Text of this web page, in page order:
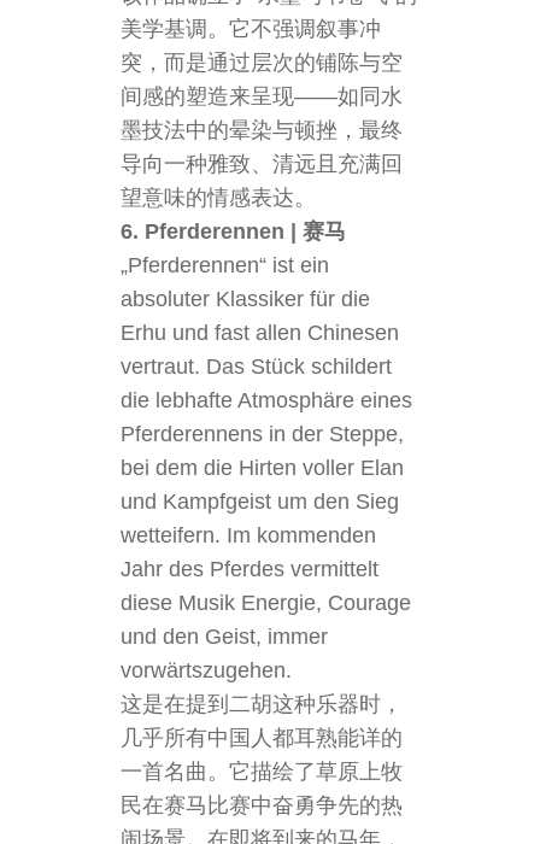
美学基调。它不强调叙事冲
突，而是通过层次的铺陈与空
间感的塑造来呈现——如同水
墨技法中的晕染与顿挫，最终
导向一种雅致、清远且充满回
望意味的情感表达。
6. Pferderennen | 赛马
„Pferderennen“ ist ein
absoluter Klassiker für die
Erhu und fast allen Chinesen
vertraut. Das Stück schildert
die lebhafte Atmosphäre eines
Pferderennens in der Steppe,
bei dem die Hirten voller Elan
und Kampfgeist um den Sieg
wetteifern. Im kommenden
Jahr des Pferdes vermittelt
diese Musik Energie, Courage
und den Geist, immer
vorwärtszugehen.
这是在提到二胡这种乐器时，
几乎所有中国人都耳熟能详的
一首名曲。它描绘了草原上牧
民在赛马比赛中奋勇争先的热